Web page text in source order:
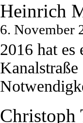
Heinrich
6. November
2016 hat es
Christoph